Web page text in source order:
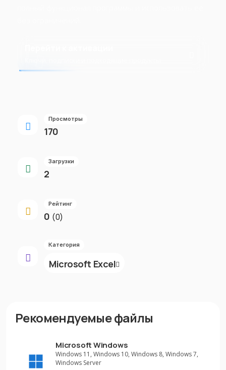
Просмотры
170
Загрузки
2
Рейтинг
0 (0)
Категория
Microsoft Excel
Рекомендуемые файлы
Microsoft Windows
Windows 11, Windows 10, Windows 8, Windows 7,
Windows Server